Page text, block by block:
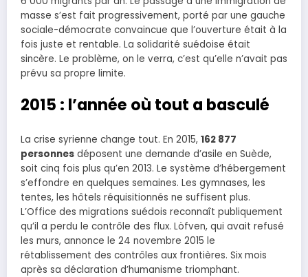
masse s’est fait progressivement, porté par une gauche
sociale-démocrate convaincue que l’ouverture était à la
fois juste et rentable. La solidarité suédoise était
sincère. Le problème, on le verra, c’est qu’elle n’avait pas
prévu sa propre limite.
2015 : l’année où tout a basculé
La crise syrienne change tout. En 2015, 162 877
personnes déposent une demande d’asile en Suède,
soit cinq fois plus qu’en 2013. Le système d’hébergement
s’effondre en quelques semaines. Les gymnases, les
tentes, les hôtels réquisitionnés ne suffisent plus.
L’Office des migrations suédois reconnaît publiquement
qu’il a perdu le contrôle des flux. Löfven, qui avait refusé
les murs, annonce le 24 novembre 2015 le
rétablissement des contrôles aux frontières. Six mois
après sa déclaration d’humanisme triomphant.